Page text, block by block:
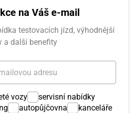
na Váš e-mail
testovacích jízd, výhodnější
a další benefity
vozy
servisní nabídky
autopůjčovna
kanceláře